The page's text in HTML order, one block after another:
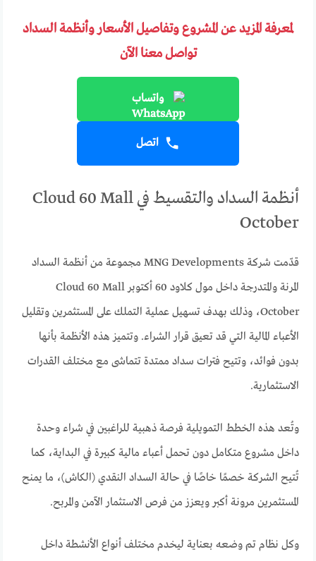
لمعرفة المزيد عن المشروع وتفاصيل الأسعار وأنظمة السداد
تواصل معنا الآن
واتساب
اتصل
أنظمة السداد والتقسيط في Cloud 60 Mall
October
قدّمت شركة MNG Developments مجموعة من أنظمة السداد
المرنة والمتدرجة داخل مول كلاود 60 أكتوبر Cloud 60 Mall
October، وذلك بهدف تسهيل عملية التملك على المستثمرين وتقليل
الأعباء المالية التي قد تعيق قرار الشراء. وتتميز هذه الأنظمة بأنها
بدون فوائد، وتتيح فترات سداد ممتدة تتماشى مع مختلف القدرات
الاستثمارية.
وتُعد هذه الخطط التمويليـة فرصة ذهبية للراغبين في شراء وحدة
داخل مشروع متكامل دون تحمل أعباء مالية كبيرة في البداية، كما
تُتيح الشركة خصمًا خاصًا في حالة السداد النقدي (الكاش)، ما يمنح
المستثمرين مرونة أكبر ويعزز من فرص الاستثمار الآمن والمربح.
وكل نظام تم وضعه بعناية ليخدم مختلف أنواع الأنشطة داخل